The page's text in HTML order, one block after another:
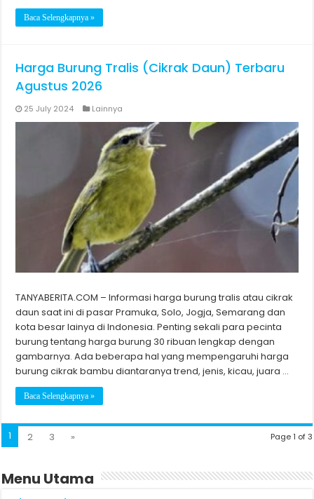
Baca Selengkapnya »
Harga Burung Tralis (Cikrak Daun) Terbaru
Agustus 2026
25 July 2024 Lainnya
TANYABERITA.COM – Informasi harga burung tralis atau cikrak
daun saat ini di pasar Pramuka, Solo, Jogja, Semarang dan
kota besar lainya di Indonesia. Penting sekali para pecinta
burung tentang harga burung 30 ribuan lengkap dengan
gambarnya. Ada beberapa hal yang mempengaruhi harga
burung cikrak bambu diantaranya trend, jenis, kicau, juara …
Baca Selengkapnya »
Page 1 of 3
1 2 3 »
Menu Utama